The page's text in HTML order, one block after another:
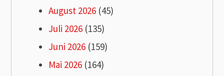
August 2026 (45)
Juli 2026 (135)
Juni 2026 (159)
Mai 2026 (164)